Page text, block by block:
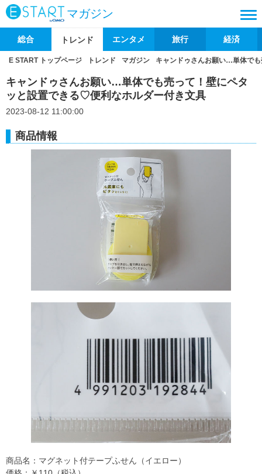
マガジン
総合 トレンド エンタメ 旅行 経済
E START トップページ トレンド マガジン キャンドゥさんお願い…単体で
キャンドゥさんお願い…単体でも売って！壁にペタ
ッと設置できる♡便利なホルダー付き文具
2023-08-12 11:00:00
商品情報
商品名：マグネット付テープふせん（イエロー）